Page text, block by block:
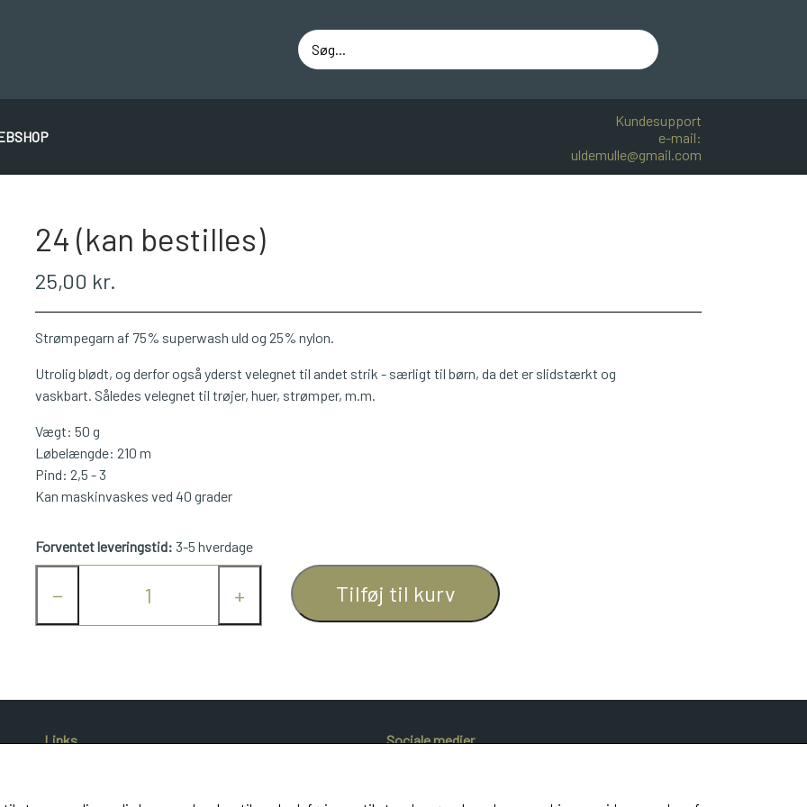
ÁLAFOSS LOPI EINBAND BOMULD 8/4
Kundesupport
e-mail:
uldemulle@gmail.com
24 (kan bestilles)
25,00 kr.
Strømpegarn af 75% superwash uld og 25% nylon.
Utrolig blødt, og derfor også yderst velegnet til andet strik - særligt til børn, da det er slidstærkt og
vaskbart. Således velegnet til trøjer, huer, strømper, m.m.
Vægt: 50 g
Løbelængde: 210 m
Pind: 2,5 - 3
Kan maskinvaskes ved 40 grader
Forventet leveringstid: 3-5 hverdage
− + Tilføj til kurv
Links
Sociale medier